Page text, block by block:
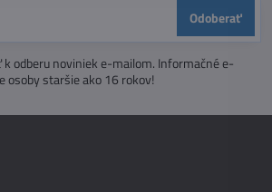
Odoberať
odberu noviniek e-mailom. Informačné e-
osoby staršie ako 16 rokov!